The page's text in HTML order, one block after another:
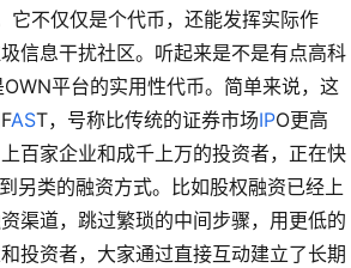
它不仅仅是个代币，还能发挥实际作
信息干扰社区。听起来是不是有点高科
平台的实用性代币。简单来说，这
AST，号称比传统的证券市场IPO更高
百家企业和成千上万的投资者，正在快
类的融资方式。比如股权融资已经上
渠道，跳过繁琐的中间步骤，用更低的
投资者，大家通过直接互动建立了长期